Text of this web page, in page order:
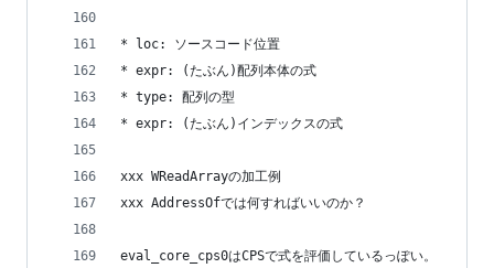
* loc: ソースコード位置
* expr: (たぶん)配列本体の式
* type: 配列の型
* expr: (たぶん)インデックスの式
xxx WReadArrayの加工例
xxx AddressOfでは何すればいいのか？
eval_core_cps0はCPSで式を評価しているっぽい。